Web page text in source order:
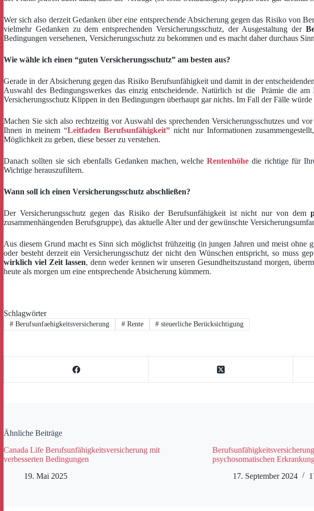
Wer sich also derzeit Gedanken über eine entsprechende Absicherung gegen das Risiko von
vielmehr Gedanken zu dem entsprechenden Versicherungsschutz, der Ausgestaltung der
Bedingungen versehenen, Versicherungsschutz zu bekommen und es macht daher durchaus
Wie wähle ich einen “guten Versicherungsschutz” am besten aus?
Gerade in der Absicherung gegen das Risiko Berufsunfähigkeit und damit in der
Auswahl des Bedingungswerkes das einzig entscheidende. Natürlich ist die Prämie die
Versicherungsschutz Klippen in den Bedingungen überhaupt gar nichts. Im Fall der Fälle
Machen Sie sich also rechtzeitig vor Auswahl des sprechenden Versicherungsschutzes und
Ihnen in meinem “Leitfaden Berufsunfähigkeit” nicht nur Informationen
Möglichkeit zu geben, diese besser zu verstehen.
Danach sollten sie sich ebenfalls Gedanken machen, welcheRentenhöhe die richtige für
Wichtige herauszufiltern.
Wann soll ich einen Versicherungsschutz abschließen?
Der Versicherungsschutz gegen das Risiko der Berufsunfähigkeit ist nicht nur von dem
zusammenhängenden Berufsgruppe), das aktuelle Alter und der gewünschte
Aus diesem Grund macht es Sinn sich möglichst frühzeitig (in jungen Jahren und meist ohne
oder besteht derzeit ein Versicherungsschutz der nicht den Wünschen entspricht, so muss
wirklich viel Zeit lassen, denn weder kennen wir unseren Gesundheitszustand morgen,
heute als morgen um eine entsprechende Absicherung kümmern.
Schlagwörter
#Berufsunfaehigkeitsversicherung #Rente # steuerliche Berücksichtigung
Ähnliche Beiträge
Canada Life Berufsunfähigkeitsversicherung mit
verbesserten Bedingungen
19. Mai 2025
psychosomatischen
17. September 2024